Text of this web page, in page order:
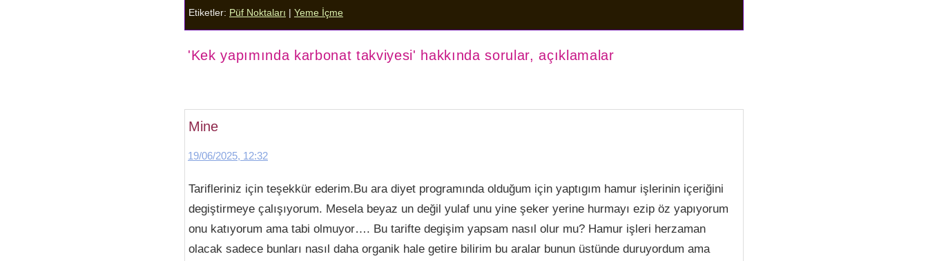
Etiketler: Püf Noktaları Yeme İçme
'Kek yapımında karbonat takviyesi' hakkında sorular, açıklamalar
Mine
19/06/2025, 12:32
Tarifleriniz için teşekkür ederim.Bu ara diyet programında olduğum için yaptıgım hamur işlerinin içeriğini
degiştirmeye çalışıyorum. Mesela beyaz un değil yulaf unu yine şeker yerine hurmayı ezip öz yapıyorum
onu katıyorum ama tabi olmuyor…. Bu tarifte degişim yapsam nasıl olur mu? Hamur işleri herzaman
olacak sadece bunları nasıl daha organik hale getire bilirim bu aralar bunun üstünde duruyordum ama